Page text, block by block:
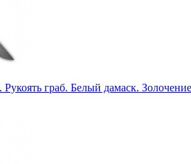
граб. Белый дамаск. Золочение